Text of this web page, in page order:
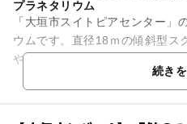
プラネタリウム
「大垣市スイトピアセンター」
ウムです。直径18ｍの傾斜型ス
や宇宙への夢を紹介するプラネ
ての番組、プラネタライブ...
続き